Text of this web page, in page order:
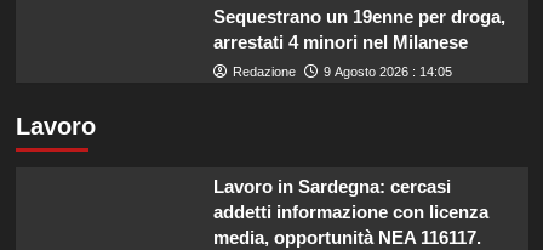
Sequestrano un 19enne per droga,
arrestati 4 minori nel Milanese
Redazione 9 Agosto 2026 : 14:05
Lavoro
Lavoro in Sardegna: cercasi
addetti informazione con licenza
media, opportunità NEA 116117.